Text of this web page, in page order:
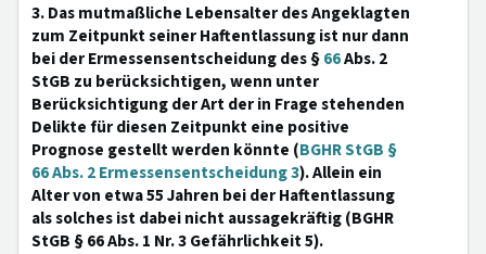
3. Das mutmaßliche Lebensalter des Angeklagten
zum Zeitpunkt seiner Haftentlassung ist nur dann
bei der Ermessensentscheidung des §66Abs. 2
StGB zu berücksichtigen, wenn unter
Berücksichtigung der Art der in Frage stehenden
Delikte für diesen Zeitpunkt eine positive
Prognose gestellt werden könnte (BGHR StGB §
66 Abs. 2 Ermessensentscheidung 3). Allein ein
Alter von etwa 55 Jahren bei der Haftentlassung
als solches ist dabei nicht aussagekräftig (BGHR
StGB § 66 Abs. 1 Nr. 3 Gefährlichkeit 5).